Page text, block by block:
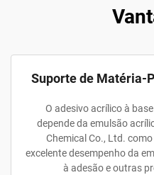
Suporte de Matéria-
O adesivo acrílico à
depende da emulsão
Chemical Co., Ltd.
excelente desempenho da
à adesão e outras